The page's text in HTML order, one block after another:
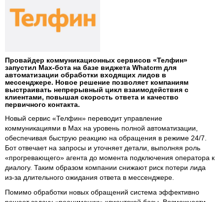
Провайдер коммуникационных сервисов «Телфин»
запустил Max-бота на базе виджета Whatcrm для
автоматизации обработки входящих лидов в
мессенджере. Новое решение позволяет компаниям
выстраивать непрерывный цикл взаимодействия с
клиентами, повышая скорость ответа и качество
первичного контакта.
Новый сервис «Телфин» переводит управление
коммуникациями в Max на уровень полной автоматизации,
обеспечивая быструю реакцию на обращения в режиме 24/7.
Бот отвечает на запросы и уточняет детали, выполняя роль
«прогревающего» агента до момента подключения оператора к
диалогу. Таким образом компании снижают риск потери лида
из-за длительного ожидания ответа в мессенджере.
Помимо обработки новых обращений система эффективно